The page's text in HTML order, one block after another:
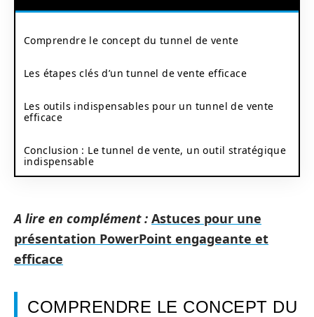
Comprendre le concept du tunnel de vente
Les étapes clés d’un tunnel de vente efficace
Les outils indispensables pour un tunnel de vente
efficace
Conclusion : Le tunnel de vente, un outil stratégique
indispensable
A lire en complément : Astuces pour une
présentation PowerPoint engageante et
efficace
COMPRENDRE LE CONCEPT DU